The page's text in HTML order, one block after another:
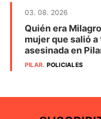
03. 08. 2026
Quién era
mujer que salió
asesinada en
PILAR. POLICIALES